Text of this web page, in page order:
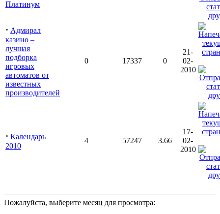
Платинум
· Адмирал
казино –
лучшая
подборка
игровых
автоматов от
известных
производителей
0 17337 0
21-
02-
2010
· Календарь
2010
4 57247 3.66
17-
02-
2010
Пожалуйста, выберите месяц для просмотра: